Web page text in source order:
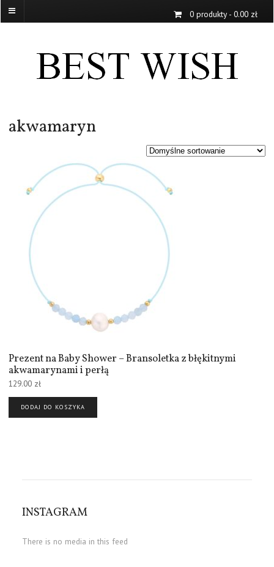
0 produkty- 0.00 zł
akwamaryn
Prezent na Baby Shower – Bransoletka z błękitnymi
akwamarynami i perłą
129.00 zł
DODAJ DO KOSZYKA
INSTAGRAM
There is no media in this feed